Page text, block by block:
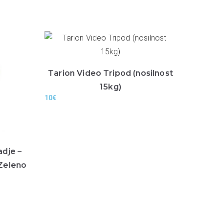
–
Tarion Video Tripod (nosilnost
15kg)
10€